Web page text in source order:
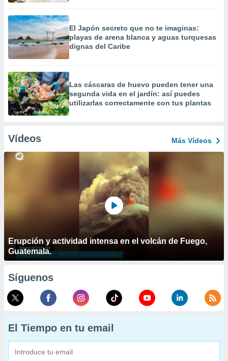
El Japón secreto que no te imaginas:
playas de arena blanca y aguas turquesas
dignas del Caribe
Las cáscaras de huevo pueden tener una
segunda vida en el jardín: así puedes
utilizarlas correctamente con tus plantas
Vídeos Más Vídeos
Erupción y actividad intensa en el volcán de Fuego,
Guatemala.
Síguenos
El Tiempo en tu email